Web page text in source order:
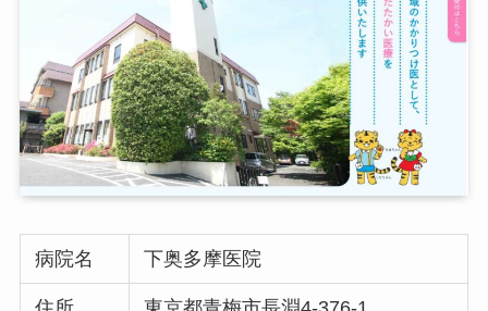
病院名 下奥多摩医院